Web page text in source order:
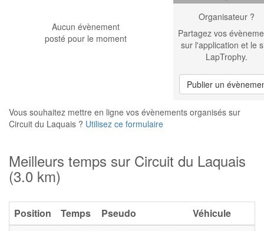
Aucun évènement
posté pour le moment
Organisateur ?
Partagez vos
sur l'application et le
LapTrophy.
Publier un
Vous souhaitez mettre en ligne vos évènements organisés sur
Circuit du Laquais ? Utilisez ce formulaire
Meilleurs temps sur Circuit du Laquais
(3.0 km)
Position Temps Pseudo
Véhicule